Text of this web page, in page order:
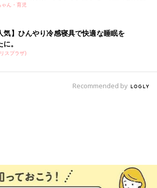
ゃん・育児
気】ひんやり冷感寝具で快適な睡眠を
。
スプラザ)
Recommended by